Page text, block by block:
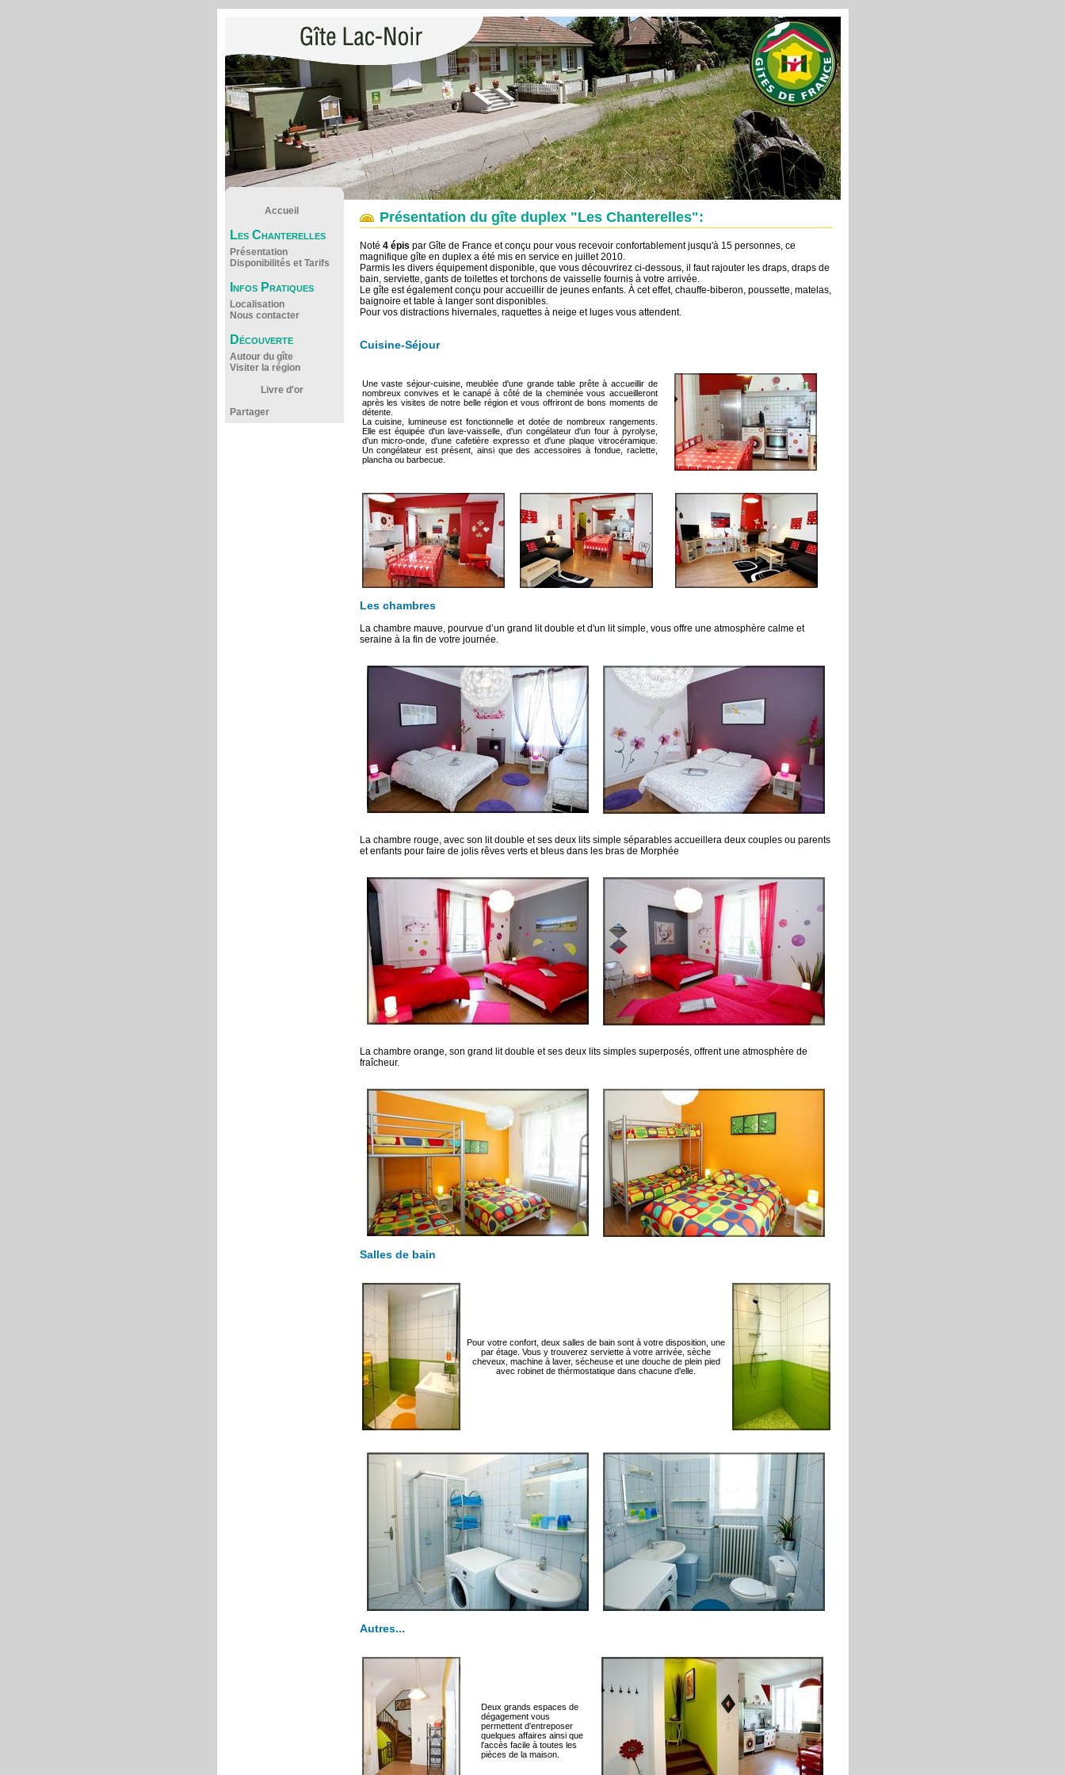
Accueil
Les Chanterelles
Présentation
Disponibilités et Tarifs
Infos Pratiques
Localisation
Nous contacter
Découverte
Autour du gîte
Visiter la région
Livre d'or
Partager
Présentation du gîte duplex "Les Chanterelles":
Noté 4 épis par Gîte de France et conçu pour vous recevoir confortablement jusqu'à 15 personnes, ce
magnifique gîte en duplex a été mis en service en juillet 2010.
Parmis les divers équipement disponible, que vous découvrirez ci-dessous, il faut rajouter les draps, draps de
bain, serviette, gants de toilettes et torchons de vaisselle fournis à votre arrivée.
Le gîte est également conçu pour accueillir de jeunes enfants. À cet effet, chauffe-biberon, poussette, matelas,
baignoire et table à langer sont disponibles.
Pour vos distractions hivernales, raquettes à neige et luges vous attendent.
Cuisine-Séjour
Une vaste séjour-cuisine, meublée d'une grande table prête à accueillir de
nombreux convives et le canapé à côté de la cheminée vous accueilleront
après les visites de notre belle région et vous offriront de bons moments de
détente.
La cuisine, lumineuse est fonctionnelle et dotée de nombreux rangements.
Elle est équipée d'un lave-vaisselle, d'un congélateur d'un four à pyrolyse,
d'un micro-onde, d'une cafetière expresso et d'une plaque vitrocéramique.
Un congélateur est présent, ainsi que des accessoires à fondue, raclette,
plancha ou barbecue.
Les chambres
La chambre mauve, pourvue d’un grand lit double et d'un lit simple, vous offre une atmosphère calme et
seraine à la fin de votre journée.
La chambre rouge, avec son lit double et ses deux lits simple séparables accueillera deux couples ou parents
et enfants pour faire de jolis rêves verts et bleus dans les bras de Morphée
La chambre orange, son grand lit double et ses deux lits simples superposés, offrent une atmosphère de
fraîcheur.
Salles de bain
Pour votre confort, deux salles de bain sont à votre disposition, une
par étage. Vous y trouverez serviette à votre arrivée, sèche
cheveux, machine à laver, sécheuse et une douche de plein pied
avec robinet de thérmostatique dans chacune d'elle.
Autres...
Deux grands espaces de
dégagement vous
permettent d'entreposer
quelques affaires ainsi que
l'accès facile à toutes les
pièces de la maison.